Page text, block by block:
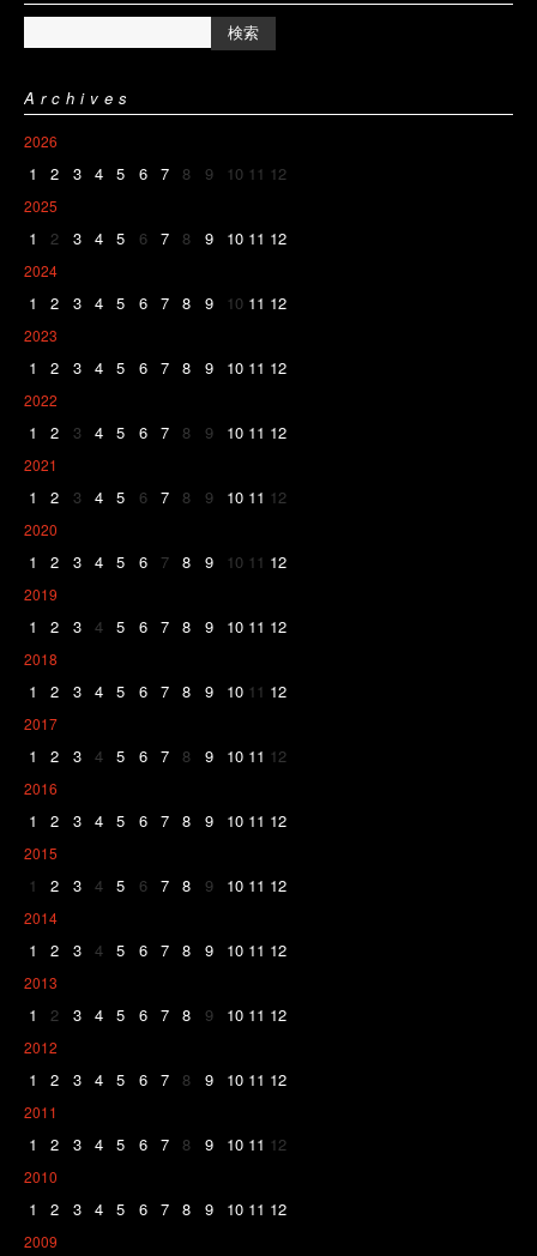
Archives
2026
1 2 3 4 5 6 7 8 9 10 11 12
2025
1 2 3 4 5 6 7 8 9 10 11 12
2024
1 2 3 4 5 6 7 8 9 10 11 12
2023
1 2 3 4 5 6 7 8 9 10 11 12
2022
1 2 3 4 5 6 7 8 9 10 11 12
2021
1 2 3 4 5 6 7 8 9 10 11 12
2020
1 2 3 4 5 6 7 8 9 10 11 12
2019
1 2 3 4 5 6 7 8 9 10 11 12
2018
1 2 3 4 5 6 7 8 9 10 11 12
2017
1 2 3 4 5 6 7 8 9 10 11 12
2016
1 2 3 4 5 6 7 8 9 10 11 12
2015
1 2 3 4 5 6 7 8 9 10 11 12
2014
1 2 3 4 5 6 7 8 9 10 11 12
2013
1 2 3 4 5 6 7 8 9 10 11 12
2012
1 2 3 4 5 6 7 8 9 10 11 12
2011
1 2 3 4 5 6 7 8 9 10 11 12
2010
1 2 3 4 5 6 7 8 9 10 11 12
2009